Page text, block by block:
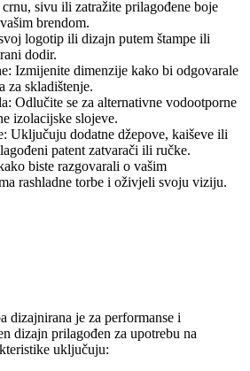
sivu ili zatražite prilagođene boje
brendom.
logotip ili dizajn putem štampe ili
dodir.
Izmijenite dimenzije kako bi odgovarale
za skladištenje.
Odlučite se za alternativne vodootporne
izolacijske slojeve.
Uključuju dodatne džepove, kaiševe ili
patent zatvarači ili ručke.
biste razgovarali o vašim
rashladne torbe i oživjeli svoju viziju.
dizajnirana je za performanse i
dizajn prilagođen za upotrebu na
uključuju: